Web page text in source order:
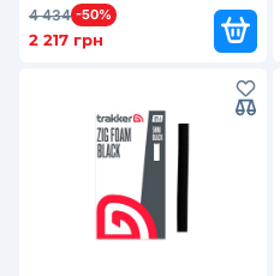
4 434 -50%
2 217 грн